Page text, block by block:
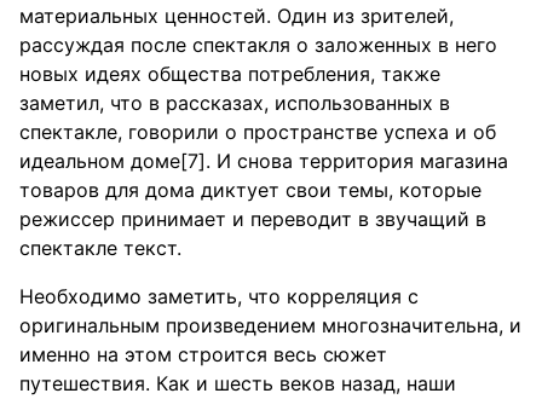
материальных ценностей. Один из зрителей,
рассуждая после спектакля о заложенных в него
новых идеях общества потребления, также
заметил, что в рассказах, использованных в
спектакле, говорили о пространстве успеха и об
идеальном доме[7]. И снова территория магазина
товаров для дома диктует свои темы, которые
режиссер принимает и переводит в звучащий в
спектакле текст.
Необходимо заметить, что корреляция с
оригинальным произведением многозначительна, и
именно на этом строится весь сюжет
путешествия. Как и шесть веков назад, наши